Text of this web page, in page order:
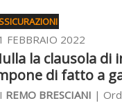
FEBBRAIO 2022
la clausola di
di fatto a
REMO BRESCIANI |